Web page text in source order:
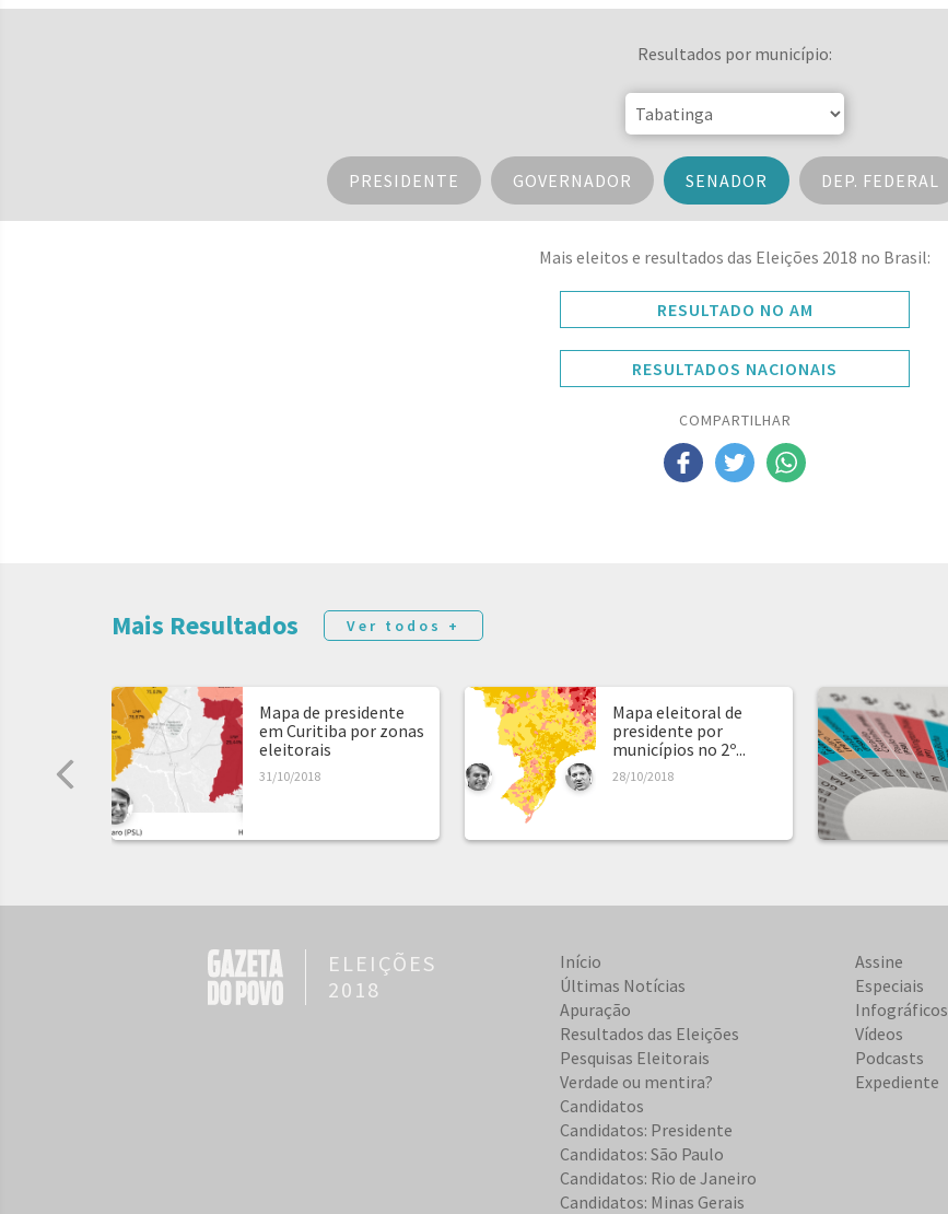
Resultados por município:
PRESIDENTE GOVERNADOR SENADOR DEP. FEDERAL
Mais eleitos e resultados das Eleições 2018 no Brasil:
RESULTADO NO AM
RESULTADOS NACIONAIS
COMPARTILHAR
Mais Resultados Ver todos +
Mapa de presidente
em Curitiba por zonas
eleitorais
31/10/2018
Mapa eleitoral de
presidente por
municípios no 2º...
28/10/2018
ELEIÇÕES
2018
Início
Últimas Notícias
Apuração
Resultados das Eleições
Pesquisas Eleitorais
Verdade ou mentira?
Candidatos
Candidatos: Presidente
Candidatos: São Paulo
Candidatos: Rio de Janeiro
Candidatos: Minas Gerais
Assine
Especiais
Infográficos
Vídeos
Podcasts
Expediente